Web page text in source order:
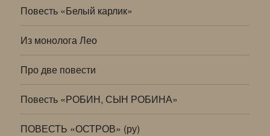
Повесть «Белый карлик»
Из монолога Лео
Про две повести
Повесть «РОБИН, СЫН РОБИНА»
ПОВЕСТЬ «ОСТРОВ» (ру)